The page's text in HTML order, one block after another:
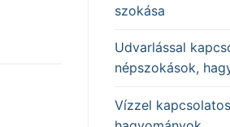
szokása
Udvarlással
népszokások,
Vízzel